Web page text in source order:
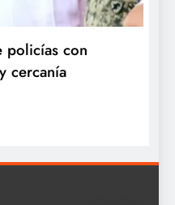
policías con
cercanía